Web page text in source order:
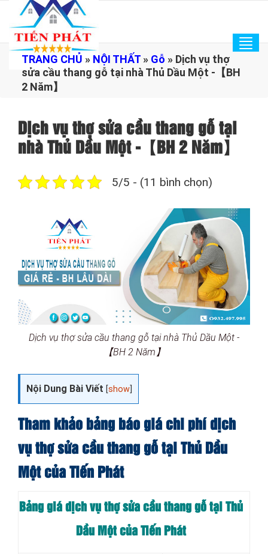
TRANG CHỦ » NỘI THẤT » Gỗ » Dịch vụ thợ
sửa cầu thang gỗ tại nhà Thủ Dầu Một -【BH
2 Năm】
Dịch vụ thợ sửa cầu thang gỗ tại
nhà Thủ Dầu Một -【BH 2 Năm】
5/5 - (11 bình chọn)
Dịch vụ thợ sửa cầu thang gỗ tại nhà Thủ Dầu Một -
【BH 2 Năm】
Nội Dung Bài Viết [show
Tham khảo bảng báo giá chi phí dịch
vụ thợ sửa cầu thang gỗ tại Thủ Dầu
Một của Tiến Phát
Bảng giá dịch vụ thợ sửa cầu thang gỗ tại Thủ
Dầu Một của Tiến Phát